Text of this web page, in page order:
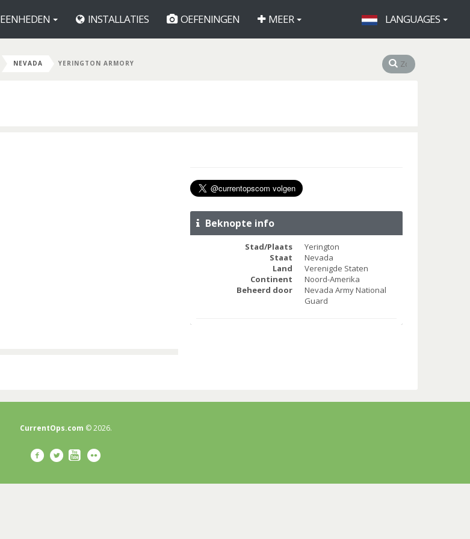
EENHEDEN INSTALLATIES OEFENINGEN MEER LANGUAGES
NEVADA YERINGTON ARMORY
Beknopte info
Stad/Plaats
Yerington
Staat
Nevada
Land
Verenigde Staten
Continent
Noord-Amerika
Beheerd door
Nevada Army National
Guard
CurrentOps.com © 2026.